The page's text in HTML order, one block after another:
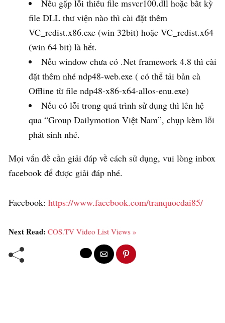
Nếu gặp lỗi thiểu file msvcr100.dll hoặc bất kỳ
file DLL thư viện nào thì cài đặt thêm
VC_redist.x86.exe (win 32bit) hoặc VC_redist.x64
(win 64 bit) là hết.
Nếu window chưa có .Net framework 4.8 thì cài
đặt thêm nhé ndp48-web.exe ( có thể tải bản cà
Offline từ file ndp48-x86-x64-allos-enu.exe)
Nếu có lỗi trong quá trình sử dụng thì lên hệ
qua “Group Dailymotion Việt Nam”, chụp kèm lỗi
phát sinh nhé.
Mọi vấn đề cần giải đáp về cách sử dụng, vui lòng inbox
facebook để được giải đáp nhé.
Facebook: https://www.facebook.com/tranquocdai85/
Next Read: COS.TV Video List Views »